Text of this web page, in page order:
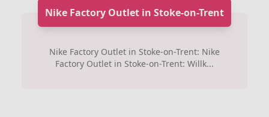
Nike Factory Outlet in Stoke-on-Trent
Nike Factory Outlet in Stoke-on-Trent: Nike
Factory Outlet in Stoke-on-Trent: Willk...